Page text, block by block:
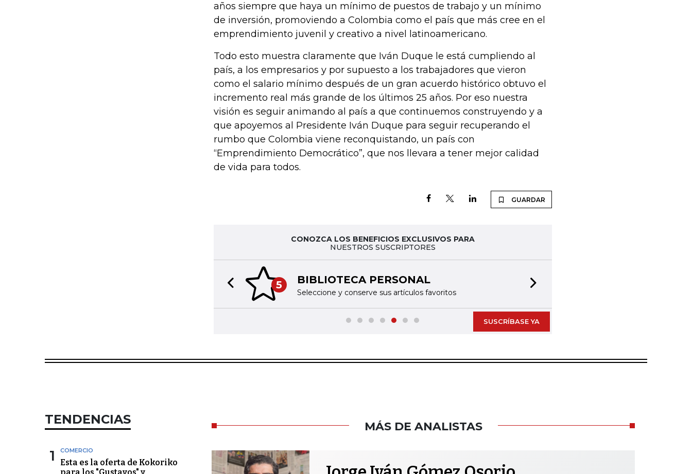
años siempre que haya un mínimo de puestos de trabajo y un mínimo
de inversión, promoviendo a Colombia como el país que más cree en el
emprendimiento juvenil y creativo a nivel latinoamericano.
Todo esto muestra claramente que Iván Duque le está cumpliendo al
país, a los empresarios y por supuesto a los trabajadores que vieron
como el salario mínimo después de un gran acuerdo histórico obtuvo el
incremento real más grande de los últimos 25 años. Por eso nuestra
visión es seguir animando al país a que continuemos construyendo y a
que apoyemos al Presidente Iván Duque para seguir recuperando el
rumbo que Colombia viene reconquistando, un país con
“Emprendimiento Democrático”, que nos llevara a tener mejor calidad
de vida para todos.
GUARDAR
CONOZCA LOS BENEFICIOS EXCLUSIVOS PARA
NUESTROS SUSCRIPTORES
5 BIBLIOTECA PERSONAL
Seleccione y conserve sus artículos favoritos
Previous slide
SUSCRÍBASE YA
TENDENCIAS
1 COMERCIO
Esta es la oferta de Kokoriko
MÁS DE ANALISTAS